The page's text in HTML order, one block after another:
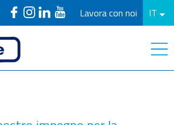
Lavora con noi IT